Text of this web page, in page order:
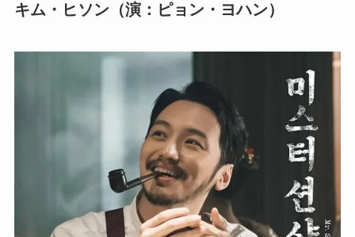
キム・ヒソン（演：ピョン・ヨハン）